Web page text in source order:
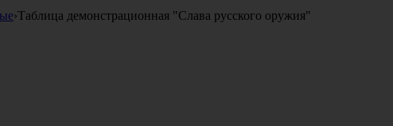
›Таблица демонстрационная "Слава русского оружия"